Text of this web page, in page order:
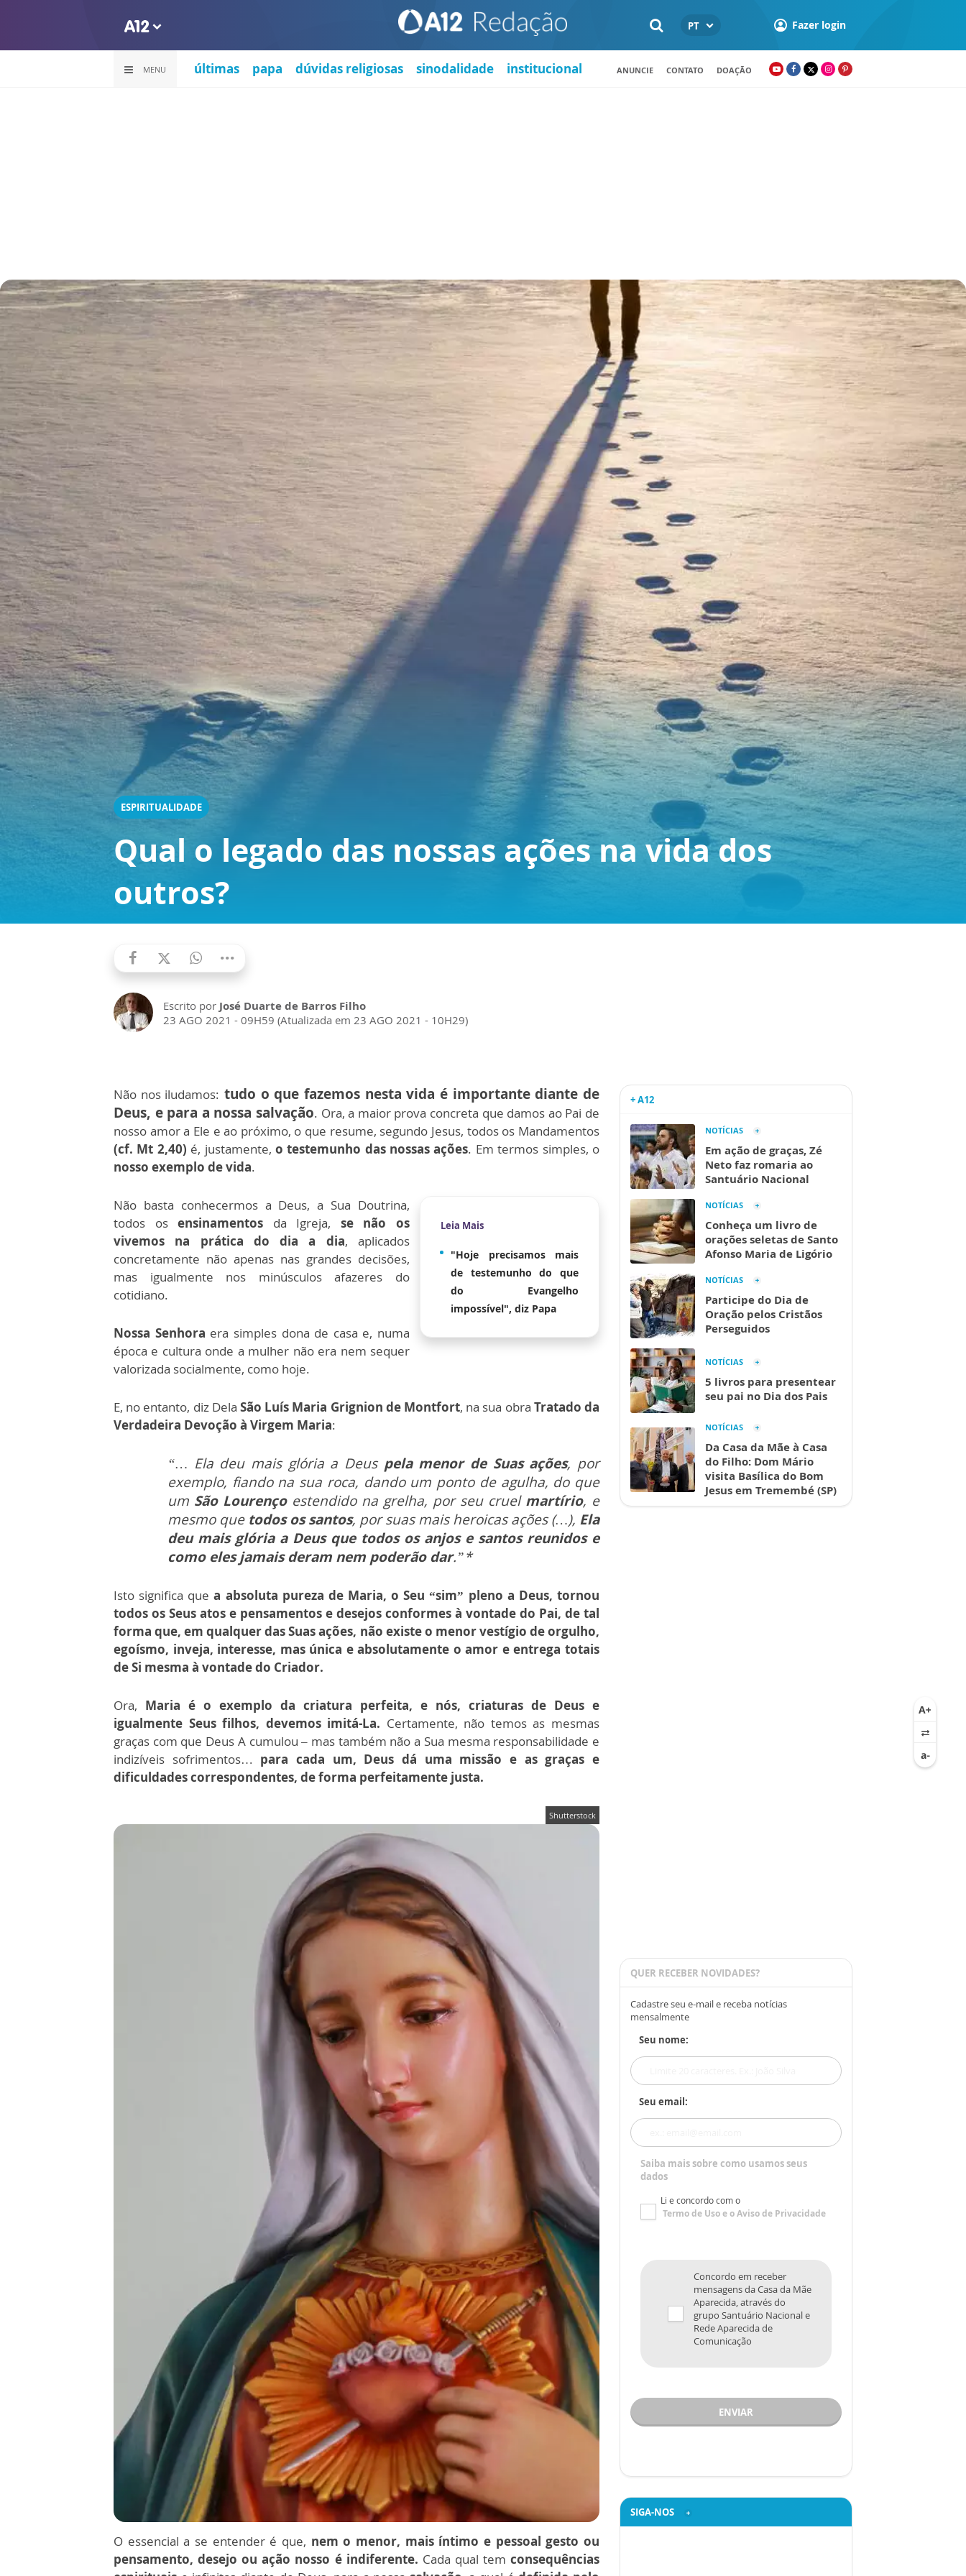
PT Fazer login
MENU últimas papa dúvidas religiosas sinodalidade institucional ANUNCIE CONTATO DOAÇÃO
ESPIRITUALIDADE
Qual o legado das nossas ações na vida dos
outros?
Escrito por José Duarte de Barros Filho
23 AGO 2021 - 09H59 (Atualizada em 23 AGO 2021 - 10H29)
Não nos iludamos: tudo o que fazemos nesta vida é importante diante de
Deus, e para a nossa salvação. Ora, a maior prova concreta que damos ao Pai de
nosso amor a Ele e ao próximo, o que resume, segundo Jesus, todos os Mandamentos
(cf. Mt 2,40) é, justamente, o testemunho das nossas ações. Em termos simples, o
nosso exemplo de vida.
Leia Mais
"Hoje precisamos mais
de testemunho do que
do Evangelho
impossível", diz Papa
Não basta conhecermos a Deus, a Sua Doutrina,
todos osensinamentos da Igreja, se não os
vivemos na prática do dia a dia, aplicados
concretamente não apenas nas grandes decisões,
mas igualmente nos minúsculos afazeres do
cotidiano.
Nossa Senhora era simples dona de casa e, numa
época e cultura onde a mulher não era nem sequer
valorizada socialmente, como hoje.
E, no entanto, diz Dela São Luís Maria Grignion de Montfort, na sua obra Tratado da
Verdadeira Devoção à Virgem Maria:
“… Ela deu mais glória a Deus pela menor de Suas ações, por
exemplo, fiando na sua roca, dando um ponto de agulha, do que
um São Lourençoestendido na grelha, por seu cruel martírio, e
mesmo que todos os santos, por suas mais heroicas ações (…), Ela
deu mais glória a Deus que todos os anjos e santos reunidos e
como eles jamais deram nem poderão dar.”*
Isto significa quea absoluta pureza de Maria, o Seu “sim” pleno a Deus, tornou
todos os Seus atos e pensamentos e desejos conformes à vontade do Pai, de tal
forma que, em qualquer das Suas ações, não existe o menor vestígio de orgulho,
egoísmo, inveja, interesse, mas única e absolutamente o amor e entrega totais
de Si mesma à vontade do Criador.
Ora, Maria é o exemplo da criatura perfeita, e nós, criaturas de Deus e
igualmente Seus filhos, devemos imitá-La. Certamente, não temos as mesmas
graças com que Deus A cumulou – mas também não a Sua mesma responsabilidade e
indizíveis sofrimentos… para cada um, Deus dá uma missão e as graças e
dificuldades correspondentes, de forma perfeitamente justa.
Shutterstock
O essencial a se entender é que, nem o menor, mais íntimo e pessoal gesto ou
pensamento, desejo ou ação nosso é indiferente. Cada qual temconsequências
+ A12
NOTÍCIAS
Em ação de graças, Zé
Neto faz romaria ao
Santuário Nacional
NOTÍCIAS
Conheça um livro de
orações seletas de Santo
Afonso Maria de Ligório
NOTÍCIAS
Participe do Dia de
Oração pelos Cristãos
Perseguidos
NOTÍCIAS
5 livros para presentear
seu pai no Dia dos Pais
NOTÍCIAS
Da Casa da Mãe à Casa
do Filho: Dom Mário
visita Basílica do Bom
Jesus em Tremembé (SP)
QUER RECEBER NOVIDADES?
Cadastre seu e-mail e receba notícias
mensalmente
Seu nome:
Seu email:
Saiba mais sobre como usamos seus
dados
Li e concordo com o
Termo de Usoe oAviso de Privacidade
Concordo em receber
mensagens da Casa da Mãe
Aparecida, através do
grupo Santuário Nacional e
Rede Aparecida de
Comunicação
ENVIAR
SIGA-NOS